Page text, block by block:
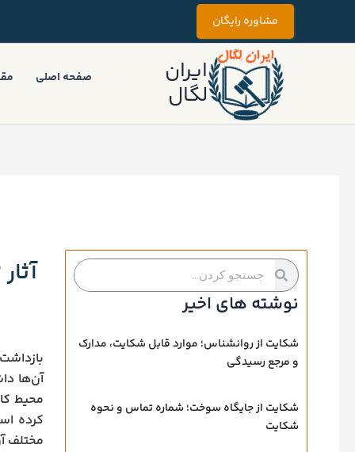
محتوا
مشاوره رایگان
ایران
لگال
صفحه اصلی
جستجو
کردن
جستجو
کردن
نوشته های اخیر
شکایت از روانشناس؛ موارد قابل شکایت، مدارک
و مرجع رسیدگی
شکایت از جایگاه سوخت؛ شماره تماس و نحوه
شکایت
آن‌ها
محیط
کرده
مختلف